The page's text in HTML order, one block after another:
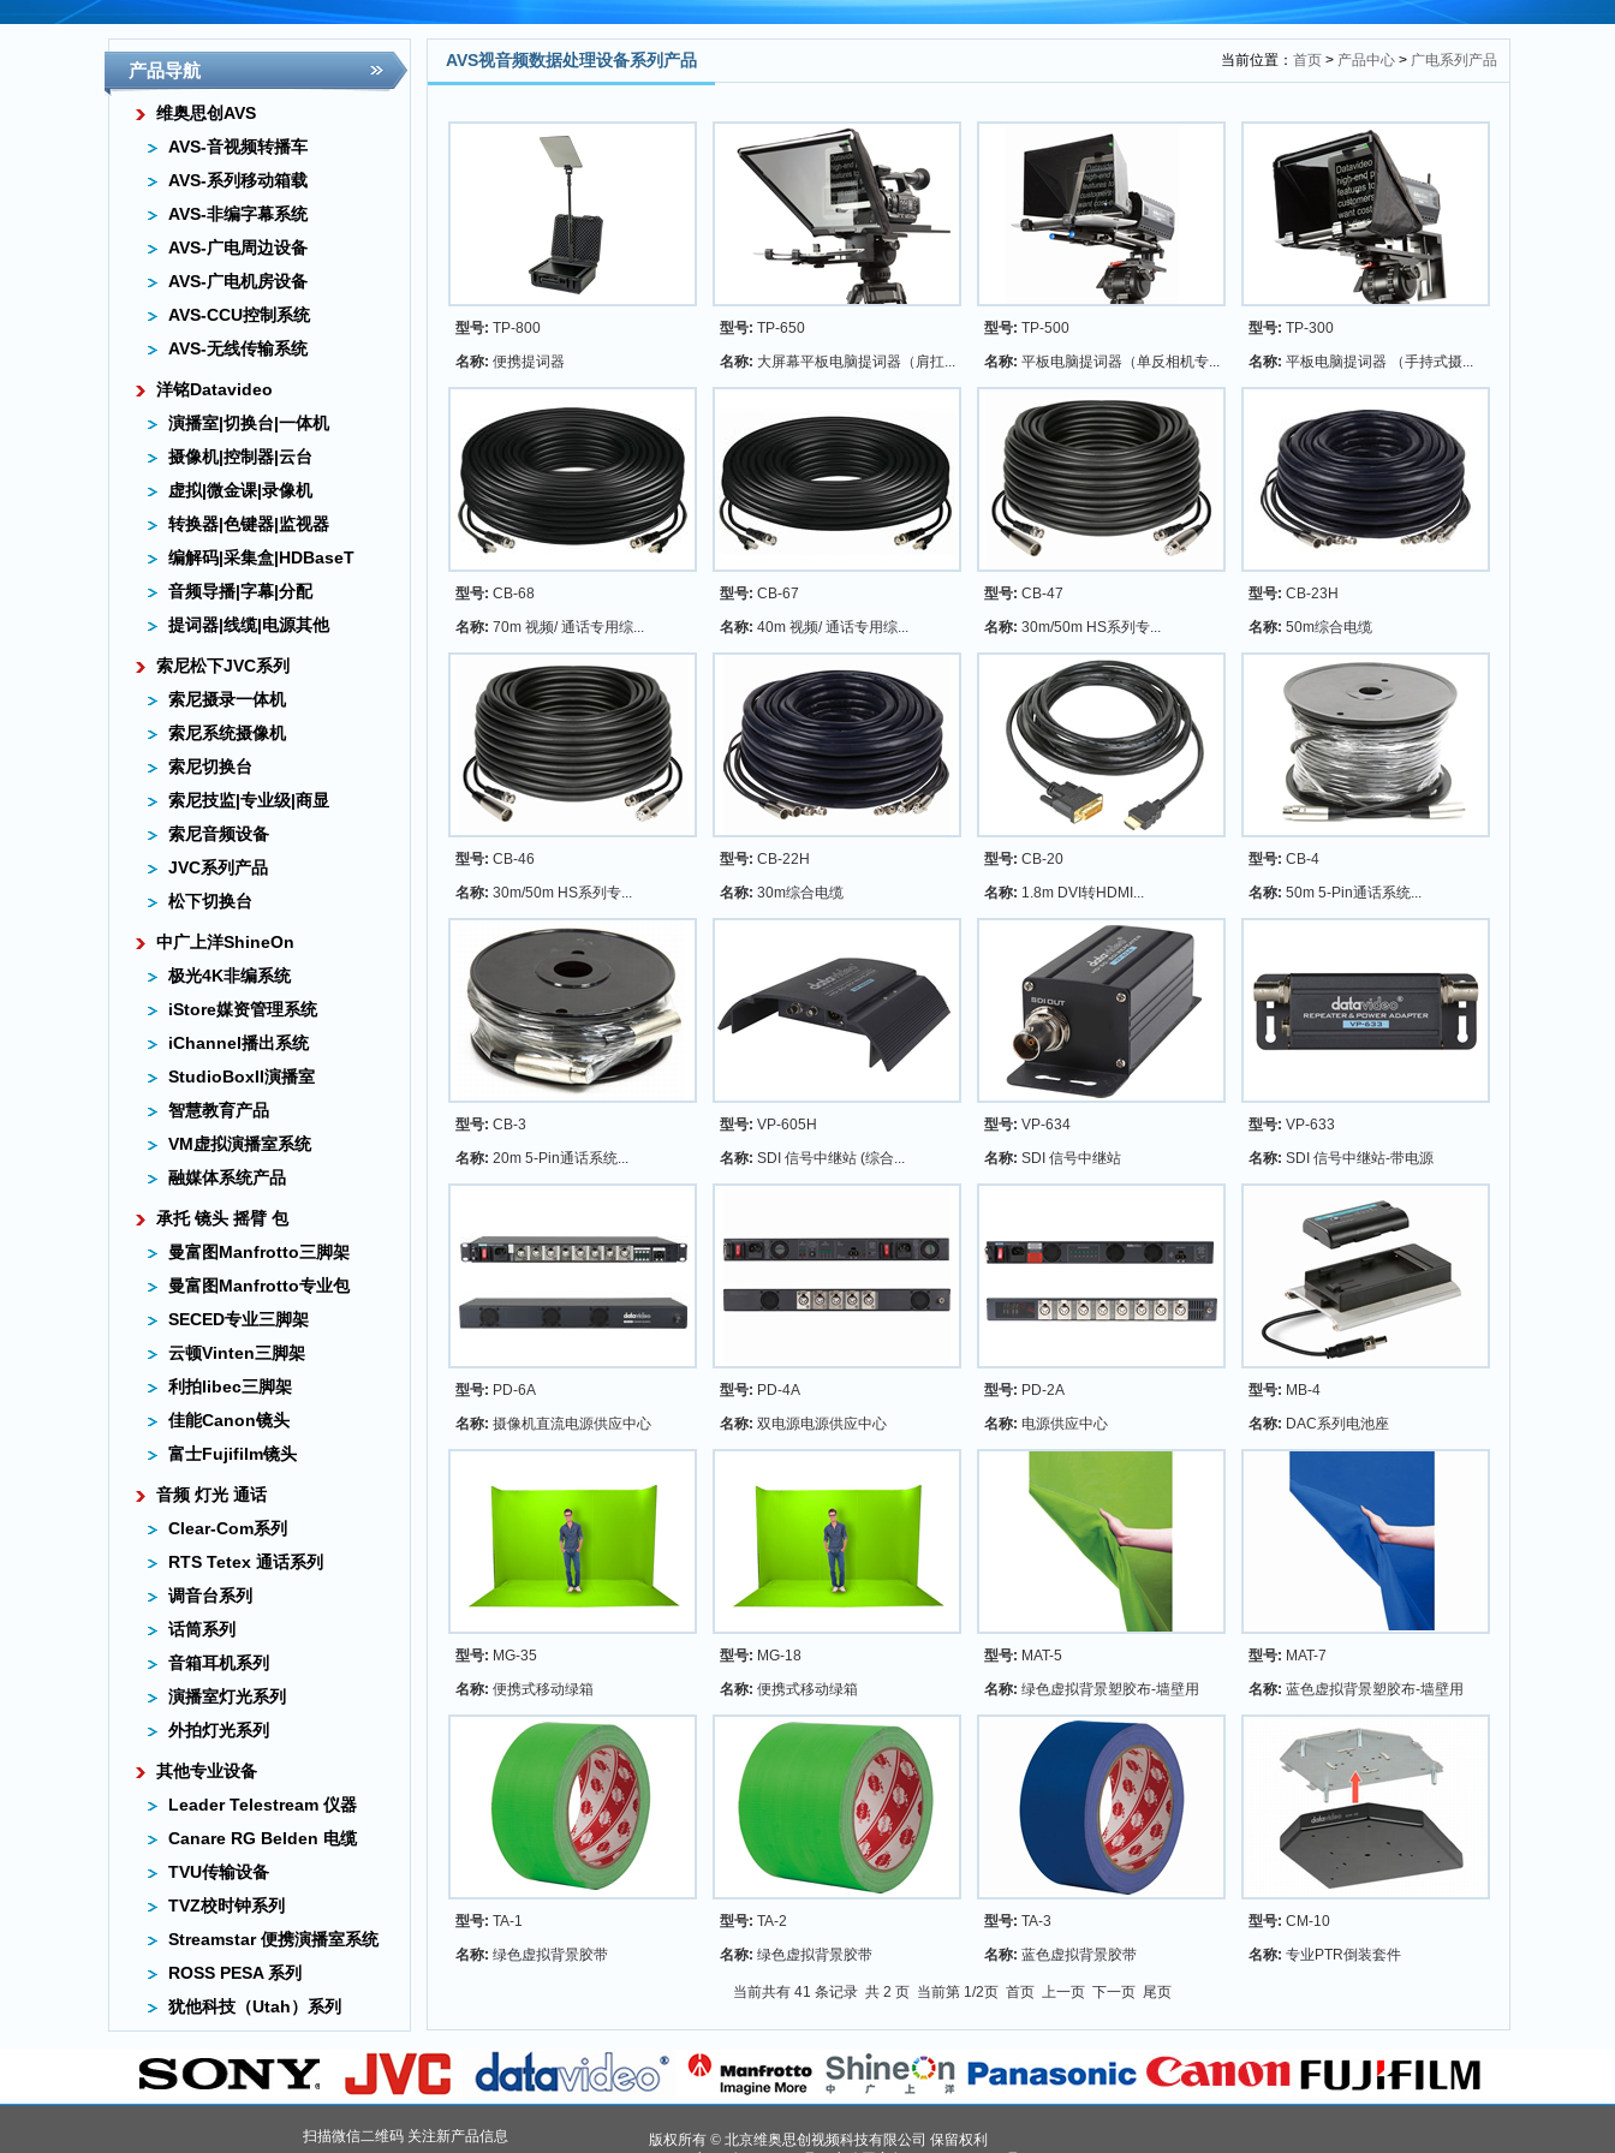
产品导航
维奥思创AVS
AVS-音视频转播车
AVS-系列移动箱载
AVS-非编字幕系统
AVS-广电周边设备
AVS-广电机房设备
AVS-CCU控制系统
AVS-无线传输系统
洋铭Datavideo
演播室|切换台|一体机
摄像机|控制器|云台
虚拟|微金课|录像机
转换器|色键器|监视器
编解码|采集盒|HDBaseT
音频导播|字幕|分配
提词器|线缆|电源其他
索尼松下JVC系列
索尼摄录一体机
索尼系统摄像机
索尼切换台
索尼技监|专业级|商显
索尼音频设备
JVC系列产品
松下切换台
中广上洋ShineOn
极光4K非编系统
iStore媒资管理系统
iChannel播出系统
StudioBoxII演播室
智慧教育产品
VM虚拟演播室系统
融媒体系统产品
承托 镜头 摇臂 包
曼富图Manfrotto三脚架
曼富图Manfrotto专业包
SECED专业三脚架
云顿Vinten三脚架
利拍libec三脚架
佳能Canon镜头
富士Fujifilm镜头
音频 灯光 通话
Clear-Com系列
RTS Tetex 通话系列
调音台系列
话筒系列
音箱耳机系列
演播室灯光系列
外拍灯光系列
其他专业设备
Leader Telestream 仪器
Canare RG Belden 电缆
TVU传输设备
TVZ校时钟系列
Streamstar 便携演播室系统
ROSS PESA 系列
犹他科技（Utah）系列
当前位置： 首页 > 产品中心 > 广电系列产品
AVS视音频数据处理设备系列产品
型号: TP-800
名称: 便携提词器
型号: TP-650
名称: 大屏幕平板电脑提词器（肩扛...
型号: TP-500
名称: 平板电脑提词器（单反相机专...
型号: TP-300
名称: 平板电脑提词器 （手持式摄...
型号: CB-68
名称: 70m 视频/ 通话专用综...
型号: CB-67
名称: 40m 视频/ 通话专用综...
型号: CB-47
名称: 30m/50m HS系列专...
型号: CB-23H
名称: 50m综合电缆
型号: CB-46
名称: 30m/50m HS系列专...
型号: CB-22H
名称: 30m综合电缆
型号: CB-20
名称: 1.8m DVI转HDMI...
型号: CB-4
名称: 50m 5-Pin通话系统...
型号: CB-3
名称: 20m 5-Pin通话系统...
型号: VP-605H
名称: SDI 信号中继站 (综合...
型号: VP-634
名称: SDI 信号中继站
型号: VP-633
名称: SDI 信号中继站-带电源
型号: PD-6A
名称: 摄像机直流电源供应中心
型号: PD-4A
名称: 双电源电源供应中心
型号: PD-2A
名称: 电源供应中心
型号: MB-4
名称: DAC系列电池座
型号: MG-35
名称: 便携式移动绿箱
型号: MG-18
名称: 便携式移动绿箱
型号: MAT-5
名称: 绿色虚拟背景塑胶布-墙壁用
型号: MAT-7
名称: 蓝色虚拟背景塑胶布-墙壁用
型号: TA-1
名称: 绿色虚拟背景胶带
型号: TA-2
名称: 绿色虚拟背景胶带
型号: TA-3
名称: 蓝色虚拟背景胶带
型号: CM-10
名称: 专业PTR倒装套件
当前共有 41 条记录 共 2 页 当前第 1/2页 首页 上一页 下一页 尾页
扫描微信二维码 关注新产品信息
版权所有 © 北京维奥思创视频科技有限公司 保留权利